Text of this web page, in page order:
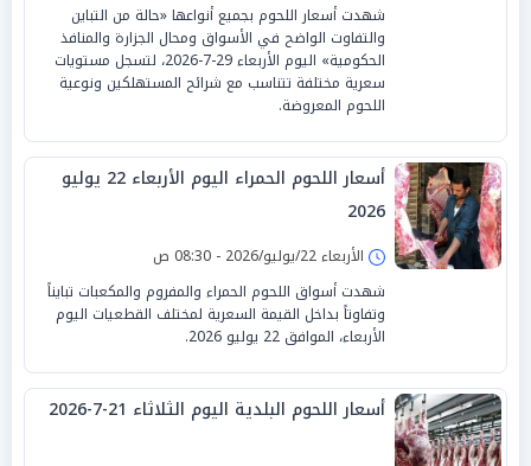
شهدت أسعار اللحوم بجميع أنواعها «حالة من التباين
والتفاوت الواضح في الأسواق ومحال الجزارة والمنافذ
الحكومية» اليوم الأربعاء 29-7-2026، لتسجل مستويات
سعرية مختلفة تتناسب مع شرائح المستهلكين ونوعية
اللحوم المعروضة.
أسعار اللحوم الحمراء اليوم الأربعاء 22 يوليو
2026
الأربعاء 22/يوليو/2026 - 08:30 ص
شهدت أسواق اللحوم الحمراء والمفروم والمكعبات تبايناً
وتفاوتاً بداخل القيمة السعرية لمختلف القطعيات اليوم
الأربعاء، الموافق 22 يوليو 2026.
أسعار اللحوم البلدية اليوم الثلاثاء 21-7-2026